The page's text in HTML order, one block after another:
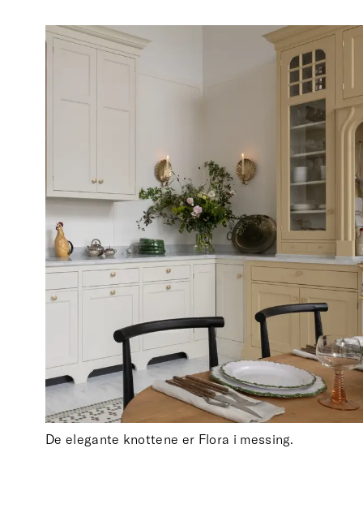
De elegante knottene er Flora i messing.